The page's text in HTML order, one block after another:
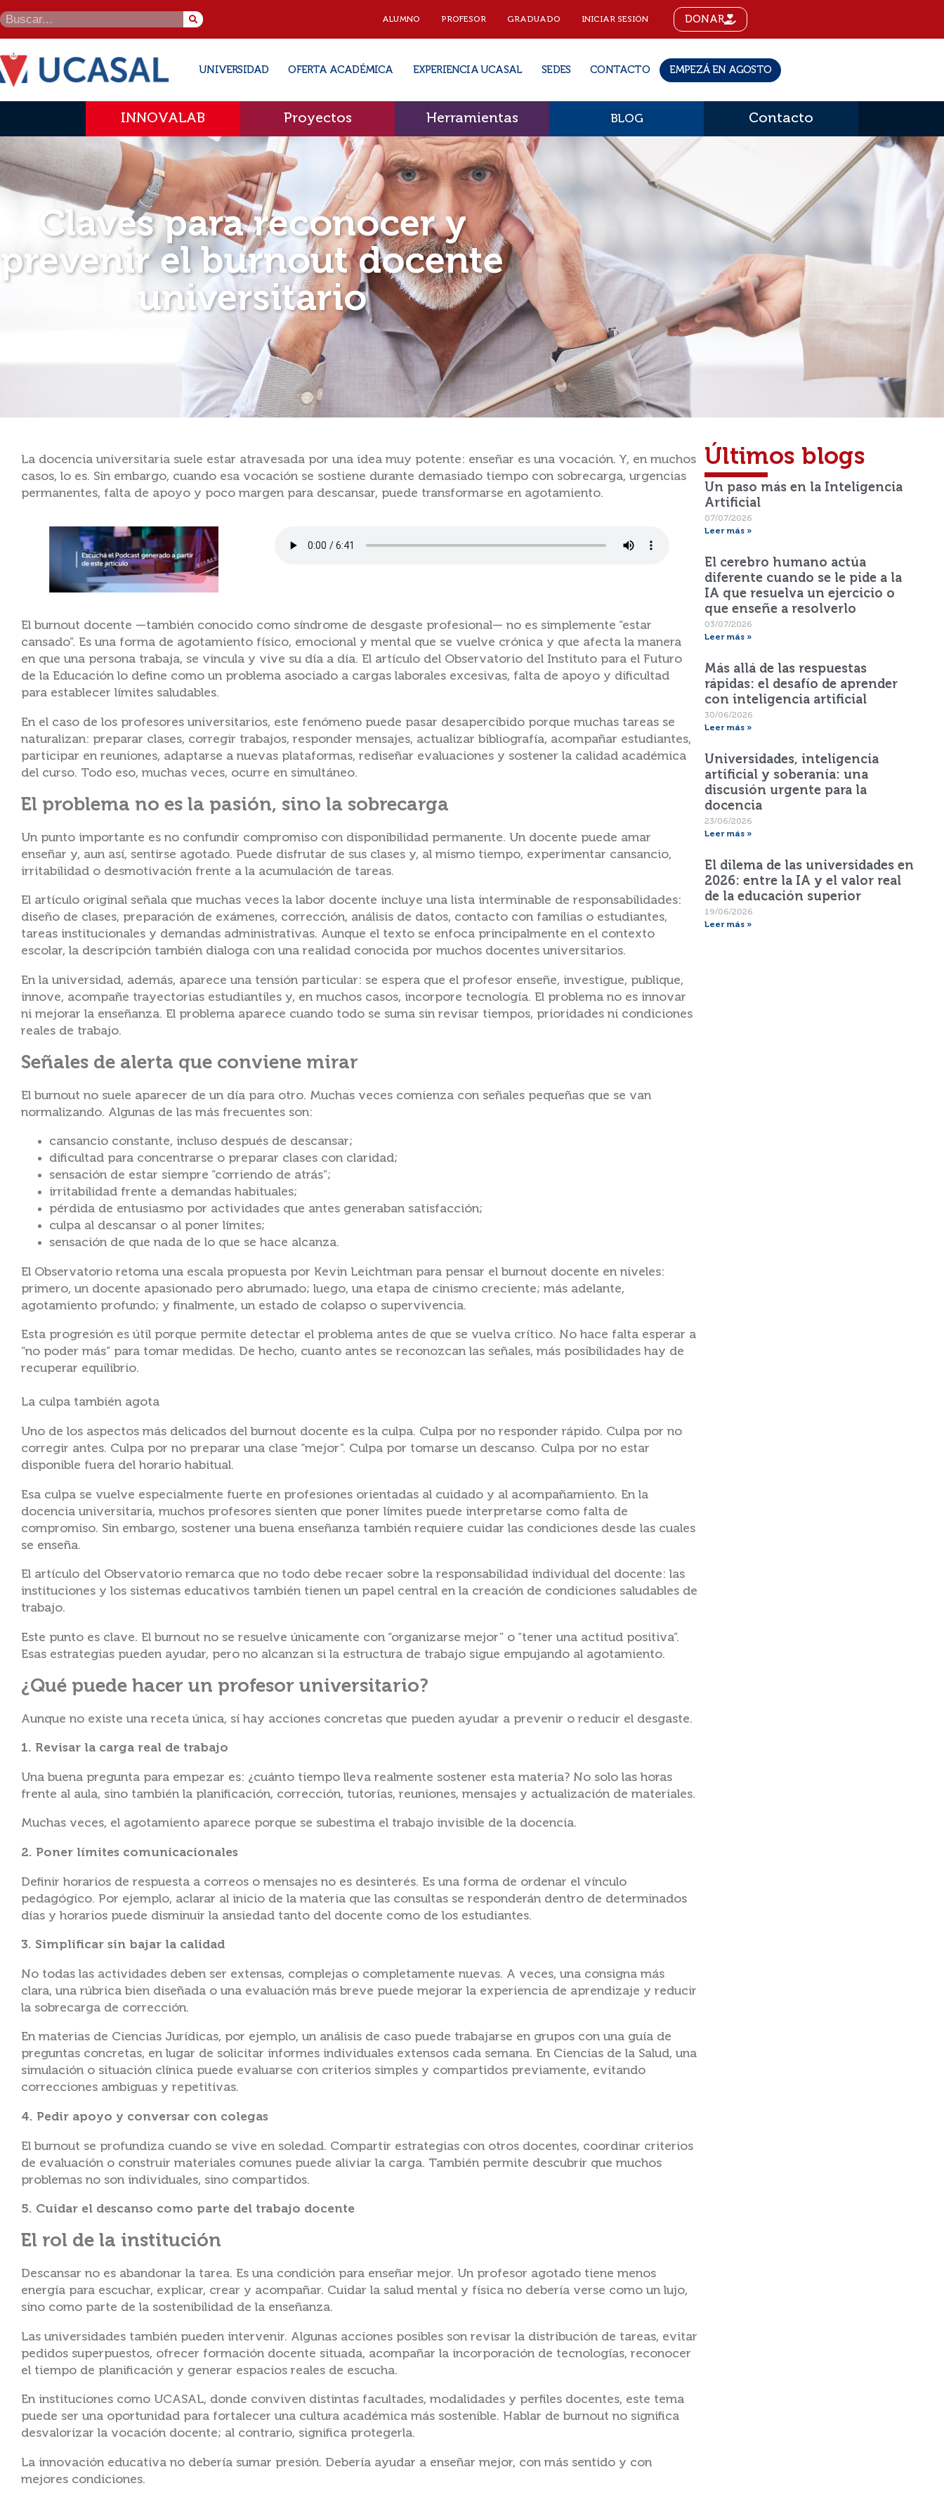
ALUMNO PROFESOR GRADUADO INICIAR SESIÓN DONAR
UNIVERSIDAD OFERTA ACADÉMICA EXPERIENCIA UCASAL SEDES CONTACTO EMPEZÁ EN AGOSTO
INNOVALAB Proyectos Herramientas BLOG Contacto
Claves para reconocer y
prevenir el burnout docente
universitario
La docencia universitaria suele estar atravesada por una idea muy potente: enseñar es una vocación. Y, en muchos
casos, lo es. Sin embargo, cuando esa vocación se sostiene durante demasiado tiempo con sobrecarga, urgencias
permanentes, falta de apoyo y poco margen para descansar, puede transformarse en agotamiento.
El burnout docente —también conocido como síndrome de desgaste profesional— no es simplemente “estar
cansado”. Es una forma de agotamiento físico, emocional y mental que se vuelve crónica y que afecta la manera
en que una persona trabaja, se vincula y vive su día a día. El artículo del Observatorio del Instituto para el Futuro
de la Educación lo define como un problema asociado a cargas laborales excesivas, falta de apoyo y dificultad
para establecer límites saludables.
En el caso de los profesores universitarios, este fenómeno puede pasar desapercibido porque muchas tareas se
naturalizan: preparar clases, corregir trabajos, responder mensajes, actualizar bibliografía, acompañar estudiantes,
participar en reuniones, adaptarse a nuevas plataformas, rediseñar evaluaciones y sostener la calidad académica
del curso. Todo eso, muchas veces, ocurre en simultáneo.
El problema no es la pasión, sino la sobrecarga
Un punto importante es no confundir compromiso con disponibilidad permanente. Un docente puede amar
enseñar y, aun así, sentirse agotado. Puede disfrutar de sus clases y, al mismo tiempo, experimentar cansancio,
irritabilidad o desmotivación frente a la acumulación de tareas.
El artículo original señala que muchas veces la labor docente incluye una lista interminable de responsabilidades:
diseño de clases, preparación de exámenes, corrección, análisis de datos, contacto con familias o estudiantes,
tareas institucionales y demandas administrativas. Aunque el texto se enfoca principalmente en el contexto
escolar, la descripción también dialoga con una realidad conocida por muchos docentes universitarios.
En la universidad, además, aparece una tensión particular: se espera que el profesor enseñe, investigue, publique,
innove, acompañe trayectorias estudiantiles y, en muchos casos, incorpore tecnología. El problema no es innovar
ni mejorar la enseñanza. El problema aparece cuando todo se suma sin revisar tiempos, prioridades ni condiciones
reales de trabajo.
Señales de alerta que conviene mirar
El burnout no suele aparecer de un día para otro. Muchas veces comienza con señales pequeñas que se van
normalizando. Algunas de las más frecuentes son:
cansancio constante, incluso después de descansar;
dificultad para concentrarse o preparar clases con claridad;
sensación de estar siempre “corriendo de atrás”;
irritabilidad frente a demandas habituales;
pérdida de entusiasmo por actividades que antes generaban satisfacción;
culpa al descansar o al poner límites;
sensación de que nada de lo que se hace alcanza.
El Observatorio retoma una escala propuesta por Kevin Leichtman para pensar el burnout docente en niveles:
primero, un docente apasionado pero abrumado; luego, una etapa de cinismo creciente; más adelante,
agotamiento profundo; y finalmente, un estado de colapso o supervivencia.
Esta progresión es útil porque permite detectar el problema antes de que se vuelva crítico. No hace falta esperar a
“no poder más” para tomar medidas. De hecho, cuanto antes se reconozcan las señales, más posibilidades hay de
recuperar equilibrio.
La culpa también agota
Uno de los aspectos más delicados del burnout docente es la culpa. Culpa por no responder rápido. Culpa por no
corregir antes. Culpa por no preparar una clase “mejor”. Culpa por tomarse un descanso. Culpa por no estar
disponible fuera del horario habitual.
Esa culpa se vuelve especialmente fuerte en profesiones orientadas al cuidado y al acompañamiento. En la
docencia universitaria, muchos profesores sienten que poner límites puede interpretarse como falta de
compromiso. Sin embargo, sostener una buena enseñanza también requiere cuidar las condiciones desde las cuales
se enseña.
El artículo del Observatorio remarca que no todo debe recaer sobre la responsabilidad individual del docente: las
instituciones y los sistemas educativos también tienen un papel central en la creación de condiciones saludables de
trabajo.
Este punto es clave. El burnout no se resuelve únicamente con “organizarse mejor” o “tener una actitud positiva”.
Esas estrategias pueden ayudar, pero no alcanzan si la estructura de trabajo sigue empujando al agotamiento.
¿Qué puede hacer un profesor universitario?
Aunque no existe una receta única, sí hay acciones concretas que pueden ayudar a prevenir o reducir el desgaste.
1. Revisar la carga real de trabajo
Una buena pregunta para empezar es: ¿cuánto tiempo lleva realmente sostener esta materia? No solo las horas
frente al aula, sino también la planificación, corrección, tutorías, reuniones, mensajes y actualización de materiales.
Muchas veces, el agotamiento aparece porque se subestima el trabajo invisible de la docencia.
2. Poner límites comunicacionales
Definir horarios de respuesta a correos o mensajes no es desinterés. Es una forma de ordenar el vínculo
pedagógico. Por ejemplo, aclarar al inicio de la materia que las consultas se responderán dentro de determinados
días y horarios puede disminuir la ansiedad tanto del docente como de los estudiantes.
3. Simplificar sin bajar la calidad
No todas las actividades deben ser extensas, complejas o completamente nuevas. A veces, una consigna más
clara, una rúbrica bien diseñada o una evaluación más breve puede mejorar la experiencia de aprendizaje y reducir
la sobrecarga de corrección.
En materias de Ciencias Jurídicas, por ejemplo, un análisis de caso puede trabajarse en grupos con una guía de
preguntas concretas, en lugar de solicitar informes individuales extensos cada semana. En Ciencias de la Salud, una
simulación o situación clínica puede evaluarse con criterios simples y compartidos previamente, evitando
correcciones ambiguas y repetitivas.
4. Pedir apoyo y conversar con colegas
El burnout se profundiza cuando se vive en soledad. Compartir estrategias con otros docentes, coordinar criterios
de evaluación o construir materiales comunes puede aliviar la carga. También permite descubrir que muchos
problemas no son individuales, sino compartidos.
5. Cuidar el descanso como parte del trabajo docente
El rol de la institución
Descansar no es abandonar la tarea. Es una condición para enseñar mejor. Un profesor agotado tiene menos
energía para escuchar, explicar, crear y acompañar. Cuidar la salud mental y física no debería verse como un lujo,
sino como parte de la sostenibilidad de la enseñanza.
Las universidades también pueden intervenir. Algunas acciones posibles son revisar la distribución de tareas, evitar
pedidos superpuestos, ofrecer formación docente situada, acompañar la incorporación de tecnologías, reconocer
el tiempo de planificación y generar espacios reales de escucha.
En instituciones como UCASAL, donde conviven distintas facultades, modalidades y perfiles docentes, este tema
puede ser una oportunidad para fortalecer una cultura académica más sostenible. Hablar de burnout no significa
desvalorizar la vocación docente; al contrario, significa protegerla.
La innovación educativa no debería sumar presión. Debería ayudar a enseñar mejor, con más sentido y con
mejores condiciones.
Últimos blogs
Un paso más en la Inteligencia
Artificial
07/07/2026
Leer más »
El cerebro humano actúa
diferente cuando se le pide a la
IA que resuelva un ejercicio o
que enseñe a resolverlo
03/07/2026
Leer más »
Más allá de las respuestas
rápidas: el desafío de aprender
con inteligencia artificial
30/06/2026
Leer más »
Universidades, inteligencia
artificial y soberanía: una
discusión urgente para la
docencia
23/06/2026
Leer más »
El dilema de las universidades en
2026: entre la IA y el valor real
de la educación superior
19/06/2026
Leer más »